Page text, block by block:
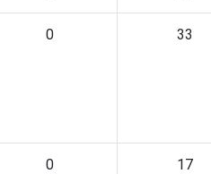
0 33
0 17